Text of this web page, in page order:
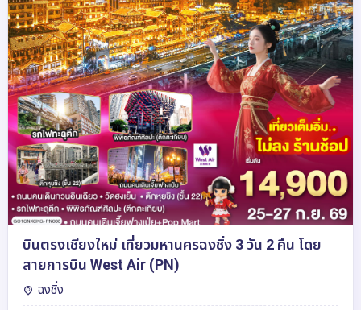
บินตรงเชียงใหม่ เที่ยวมหานครฉงชิ่ง 3 วัน 2 คืน โดย
สายการบิน West Air (PN)
ฉงชิ่ง